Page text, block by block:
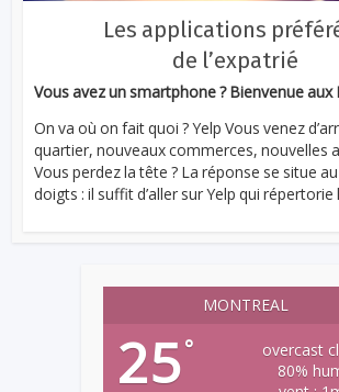
Les applications
de l’expatrié
Vous avez un smartphone ? Bienvenue aux
On va où on fait quoi ? Yelp Vous venez
quartier, nouveaux commerces, nouvelles
Vous perdez la tête ? La réponse se situe
doigts : il suffit d’aller sur Yelp qui répertorie
MONTREAL
25°
overcast
80%